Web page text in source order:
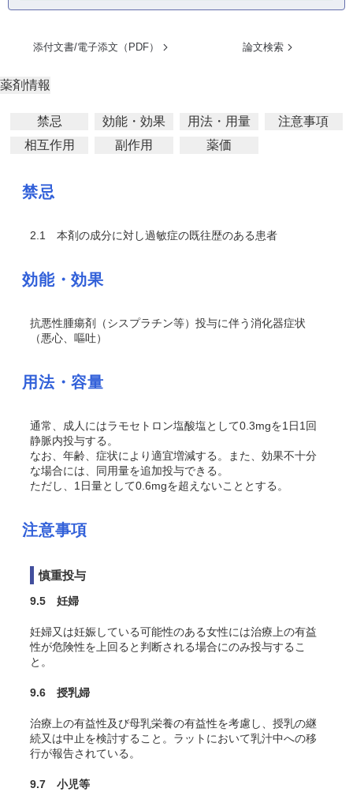
添付文書/電子添文（PDF） 論文検索
薬剤情報
禁忌 効能・効果 用法・用量
注意事項
相互作用
副作用 薬価
禁忌
2.1 本剤の成分に対し過敏症の既往歴のある患者
効能・効果
抗悪性腫瘍剤（シスプラチン等）投与に伴う消化器症状
（悪心、嘔吐）
用法・容量
通常、成人にはラモセトロン塩酸塩として0.3mgを1日1回
静脈内投与する。
なお、年齢、症状により適宜増減する。また、効果不十分
な場合には、同用量を追加投与できる。
ただし、1日量として0.6mgを超えないこととする。
注意事項
慎重投与
9.5 妊婦
妊婦又は妊娠している可能性のある女性には治療上の有益
性が危険性を上回ると判断される場合にのみ投与するこ
と。
9.6 授乳婦
治療上の有益性及び母乳栄養の有益性を考慮し、授乳の継
続又は中止を検討すること。ラットにおいて乳汁中への移
行が報告されている。
9.7 小児等